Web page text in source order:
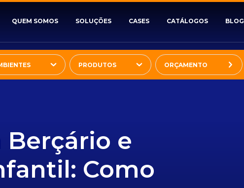
QUEM SOMOS SOLUÇÕES CASES CATÁLOGOS BLOG
PRODUTOS ORÇAMENTO
Berçário e
Como